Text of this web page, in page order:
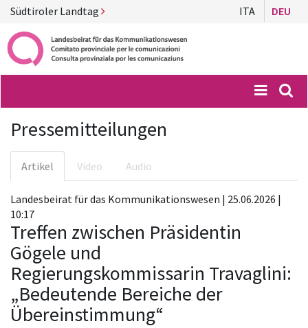
Südtiroler Landtag ITA DEU
Menü
Pressemitteilungen
Artikel Video Audio
Landesbeirat für das Kommunikationswesen | 25.06.2026 |
10:17
Treffen zwischen Präsidentin
Gögele und
Regierungskommissarin Travaglini:
„Bedeutende Bereiche der
Übereinstimmung“